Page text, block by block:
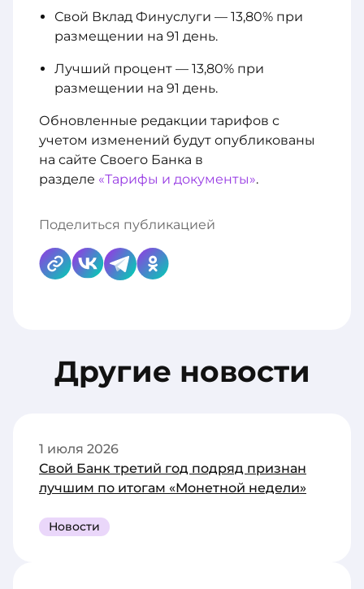
Свой Вклад Финуслуги — 13,80% при
размещении на 91 день.
Лучший процент — 13,80% при
размещении на 91 день.
Обновленные редакции тарифов с
учетом изменений будут опубликованы
на сайте Своего Банка в
разделе «Тарифы и документы».
Поделиться публикацией
Другие новости
Свой Банк третий год подряд признан
лучшим по итогам «Монетной недели»
1 июля 2026
Новости